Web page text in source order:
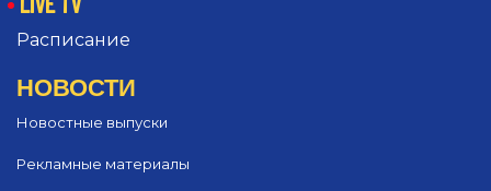
Расписание
НОВОСТИ
Новостные выпуски
Рекламные материалы